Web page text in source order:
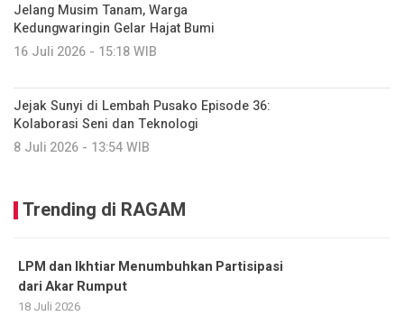
Jelang Musim Tanam, Warga
Kedungwaringin Gelar Hajat Bumi
16 Juli 2026 - 15:18 WIB
Jejak Sunyi di Lembah Pusako Episode 36:
Kolaborasi Seni dan Teknologi
8 Juli 2026 - 13:54 WIB
Trending di RAGAM
LPM dan Ikhtiar Menumbuhkan Partisipasi
dari Akar Rumput
18 Juli 2026